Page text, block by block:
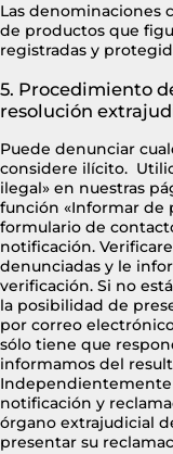
Las denominaciones
de productos que
registradas y
5. Procedimiento
resolución
Puede denunciar
considere ilícito.
ilegal» en nuestras
función «Informar de
formulario de
notificación.
denunciadas y le
verificación. Si no
la posibilidad de
por correo
sólo tiene que
informamos del
notificación y
órgano extrajudicial
presentar su